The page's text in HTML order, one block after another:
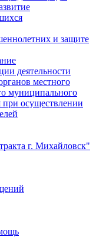
и защите
деятельности
местного
муниципального
при осуществлении
г. Михайловск"